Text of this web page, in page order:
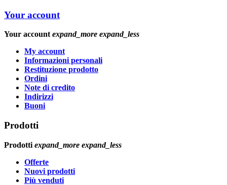
Your account
Your account expand_more expand_less
My account
Informazioni personali
Restituzione prodotto
Ordini
Note di credito
Indirizzi
Buoni
Prodotti
Prodotti expand_more expand_less
Offerte
Nuovi prodotti
Più venduti